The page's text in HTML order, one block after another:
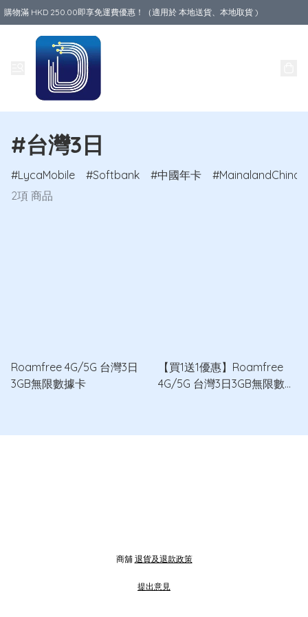
購物滿 HKD 250.00即享免運費優惠！（適用於 本地送貨、本地取貨 )
#台灣3日
LycaMobile Softbank 中國年卡
MainalandChina
2項 商品
Roamfree 4G/5G 台灣3日
3GB無限數據卡
【買1送1優惠】Roamfree
4G/5G 台灣3日3GB無限數據
商舖 退貨及退款政策
提出意見